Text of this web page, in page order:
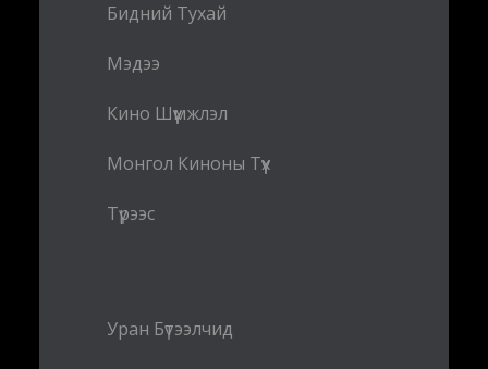
Бидний Тухай
Мэдээ
Кино Шүүмжлэл
Монгол Киноны Түүх
Түрээс
Уран Бүтээлчид